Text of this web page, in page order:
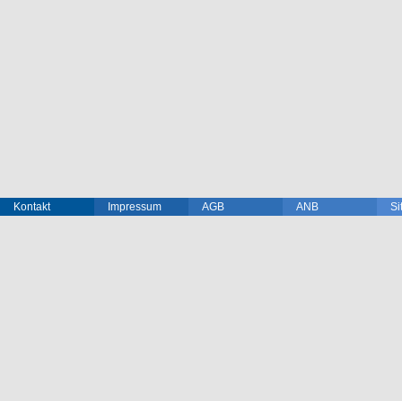
Kontakt Impressum AGB ANB